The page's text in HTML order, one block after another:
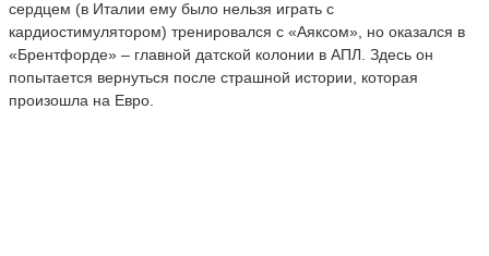
сердцем (в Италии ему было нельзя играть с
кардиостимулятором) тренировался с «Аяксом», но оказался в
«Брентфорде» – главной датской колонии в АПЛ. Здесь он
попытается вернуться после страшной истории, которая
произошла на Евро.